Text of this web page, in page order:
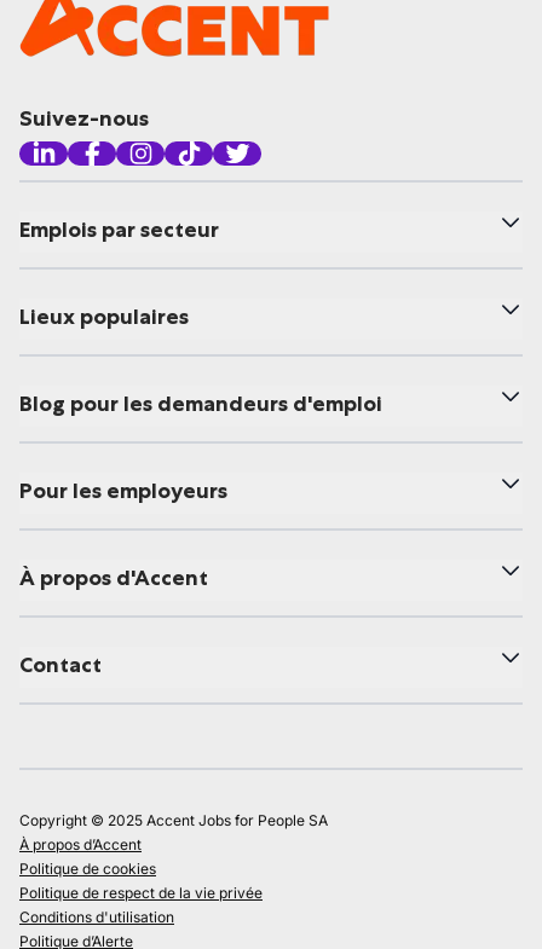
Suivez-nous
Emplois par secteur
Lieux populaires
Blog pour les demandeurs d'emploi
Pour les employeurs
À propos d'Accent
Contact
Copyright © 2025 Accent Jobs for People SA
À propos d’Accent
Politique de cookies
Politique de respect de la vie privée
Conditions d'utilisation
Politique d’Alerte